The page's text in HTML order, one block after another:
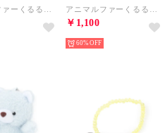
￥1,100
60%